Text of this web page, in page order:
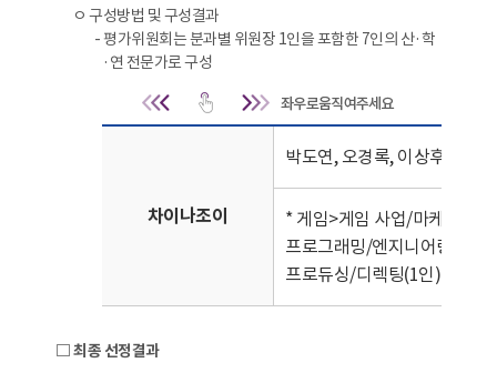
ㅇ 구성방법 및 구성결과
- 평가위원회는 분과별 위원장 1인을 포함한 7인의 산·학
·연 전문가로 구성
구성방법 및 구성
차이나조이
박도연, 오경록, 이상후, 이재
* 게임>게임 사업/마케팅/퍼
프로그래밍/엔지니어링(1인
프로듀싱/디렉팅(1인)
□ 최종 선정결과